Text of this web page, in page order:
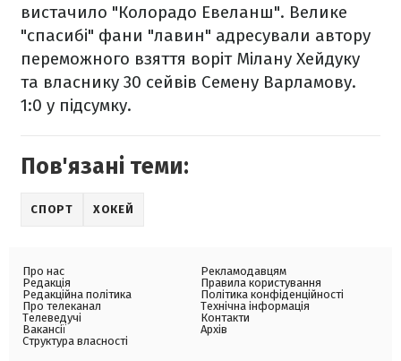
вистачило "Колорадо Евеланш". Велике
"спасибі" фани "лавин" адресували автору
переможного взяття воріт Мілану Хейдуку
та власнику 30 сейвів Семену Варламову.
1:0 у підсумку.
Пов'язані теми:
СПОРТ ХОКЕЙ
Про нас
Редакція
Редакційна політика
Про телеканал
Телеведучі
Вакансії
Структура власності
Рекламодавцям
Правила користування
Політика конфіденційності
Технічна інформація
Контакти
Архів